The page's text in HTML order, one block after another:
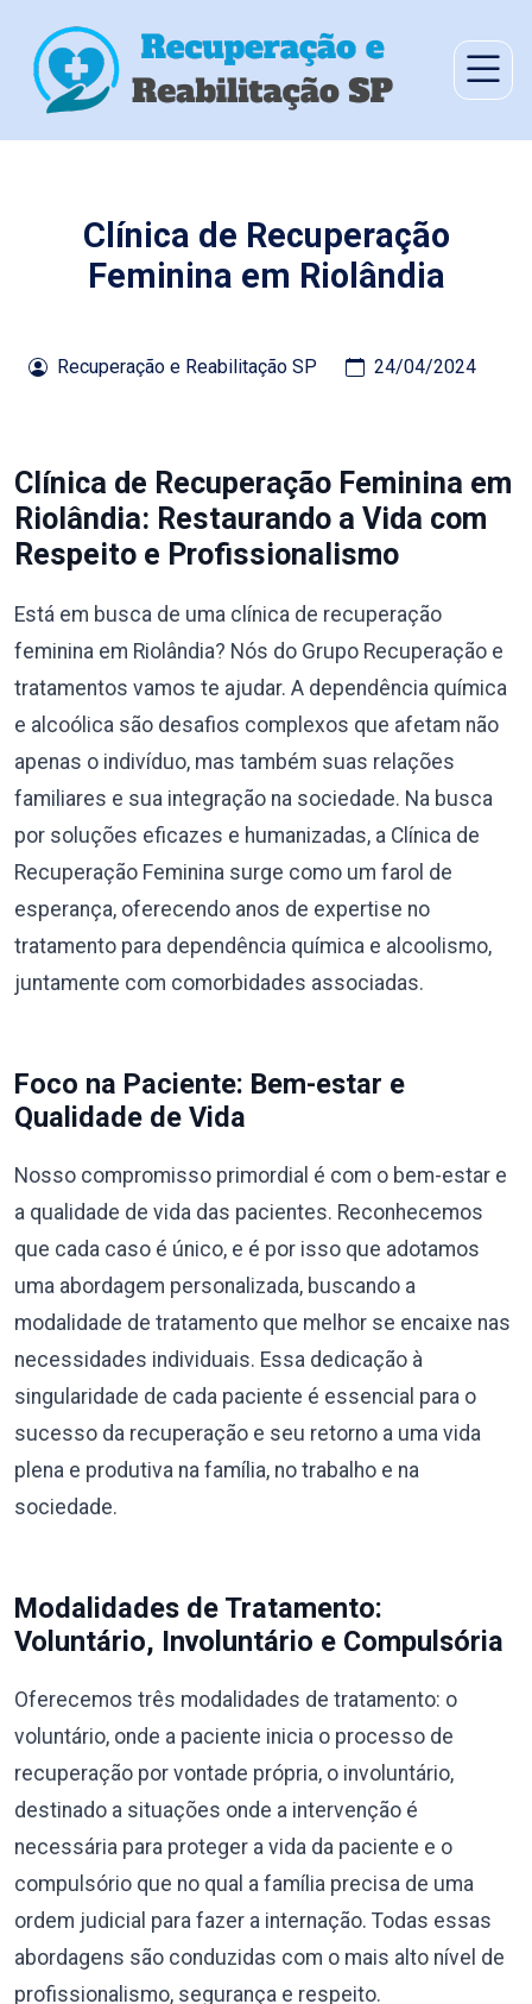
Clínica de Recuperação
Feminina em Riolândia
Recuperação e Reabilitação SP 24/04/2024
Clínica de Recuperação Feminina em
Riolândia: Restaurando a Vida com
Respeito e Profissionalismo
Está em busca de uma clínica de recuperação
feminina em Riolândia? Nós do Grupo Recuperação e
tratamentos vamos te ajudar. A dependência química
e alcoólica são desafios complexos que afetam não
apenas o indivíduo, mas também suas relações
familiares e sua integração na sociedade. Na busca
por soluções eficazes e humanizadas, a Clínica de
Recuperação Feminina surge como um farol de
esperança, oferecendo anos de expertise no
tratamento para dependência química e alcoolismo,
juntamente com comorbidades associadas.
Foco na Paciente: Bem-estar e
Qualidade de Vida
Nosso compromisso primordial é com o bem-estar e
a qualidade de vida das pacientes. Reconhecemos
que cada caso é único, e é por isso que adotamos
uma abordagem personalizada, buscando a
modalidade de tratamento que melhor se encaixe nas
necessidades individuais. Essa dedicação à
singularidade de cada paciente é essencial para o
sucesso da recuperação e seu retorno a uma vida
plena e produtiva na família, no trabalho e na
sociedade.
Modalidades de Tratamento:
Voluntário, Involuntário e Compulsória
Oferecemos três modalidades de tratamento: o
voluntário, onde a paciente inicia o processo de
recuperação por vontade própria, o involuntário,
destinado a situações onde a intervenção é
necessária para proteger a vida da paciente e o
compulsório que no qual a família precisa de uma
ordem judicial para fazer a internação. Todas essas
abordagens são conduzidas com o mais alto nível de
profissionalismo, segurança e respeito.